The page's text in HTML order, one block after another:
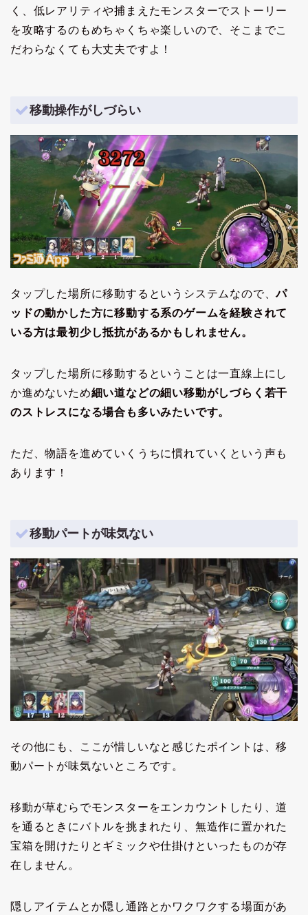
く、 低レアリティや捕まえたモンスターでストーリー
を攻略するのもめちゃくちゃ楽しいので、そこまでこ
だわらなくても大丈夫ですよ！
移動操作がしづらい
タップした場所に移動するというシステムなので、パ
ッドの動かした方に移動する系のゲームを経験されて
いる方は最初少し抵抗があるかもしれません。
タップした場所に移動するということは一直線上にし
か進めないため細い道などの細い移動がしづらく若干
のストレスになる場合も多いみたいです。
ただ、物語を進めていくうちに慣れていくという声も
あります！
移動パートが味気ない
その他にも、ここが惜しいなと感じたポイントは、移
動パートが味気ないところです。
移動が草むらでモンスターをエンカウントしたり、道
を通るときにバトルを挑まれたり、無造作に置かれた
宝箱を開けたりとギミックや仕掛けといったものが存
在しません。
隠しアイテムとか隠し通路とかワクワクする場面があ